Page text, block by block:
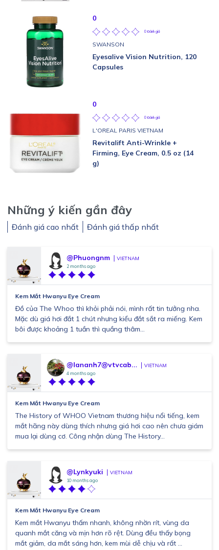
0
0 Đánh giá
SWANSON
Eyesalive Vision Nutrition, 120
Capsules
0
0 Đánh giá
L'OREAL PARIS VIETNAM
Revitalift Anti-Wrinkle +
Firming, Eye Cream, 0.5 oz (14
g)
Những ý kiến gần đây
Đánh giá cao nhất Đánh giá thấp nhất
@Phuongnm VIETNAM
2 months ago
Kem Mắt Hwanyu Eye Cream
Đồ của The Whoo thì khỏi phải nói, mình rất tin tưởng nha.
Mặc dù giá hơi đắt 1 chút nhưng kiểu đắt sắt ra miếng. Kem
bôi được khoảng 1 tuần thì quầng thâm...
@lananh7@vtvcab... VIETNAM
4 months ago
Kem Mắt Hwanyu Eye Cream
The History of WHOO Vietnam thương hiệu nổi tiếng, kem
mắt hãng này dùng thích nhưng giá hơi cao nên chưa giám
mua lại dùng cơ. Công nhận dùng The History...
@Lynkyuki VIETNAM
10 months ago
Kem Mắt Hwanyu Eye Cream
Kem mắt Hwanyu thấm nhanh, không nhờn rít, vùng da
quanh mắt căng và mịn hơn rõ rệt. Dùng đều thấy bọng
mắt giảm, da mắt sáng hơn, kem mùi dễ chịu và rất ...